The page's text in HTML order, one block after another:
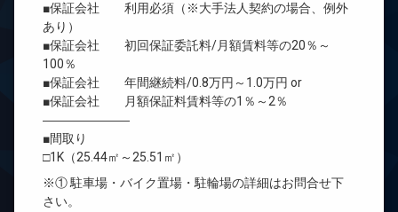
■保証会社 利用必須（※大手法人契約の場合、例外
あり）
■保証会社 初回保証委託料/月額賃料等の20％～
100％
■保証会社 年間継続料/0.8万円～1.0万円 or
■保証会社 月額保証料賃料等の1％～2％
―――――――
■間取り
□1K（25.44㎡～25.51㎡）
※① 駐車場・バイク置場・駐輪場の詳細はお問合せ下
さい。